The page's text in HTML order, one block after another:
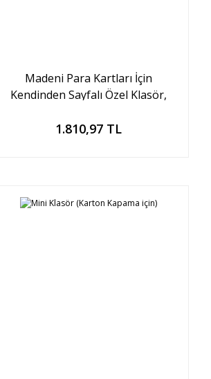
Madeni Para Kartları İçin
Kendinden Sayfalı Özel Klasör,
1.810,97 TL
Sepete Ekle